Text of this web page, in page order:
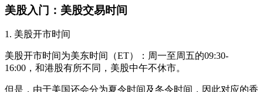
美股入门：美股交易时间
1. 美股开市时间
美股开市时间为美东时间（ET）：周一至周五的09:30-
16:00，和港股有所不同，美股中午不休市。
但是，由于美国还会分为夏令时间及冬令时间，因此对应的香